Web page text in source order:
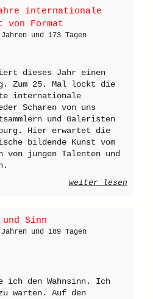
internationale
von Format
und 173 Tagen
dieses Jahr einen
Zum 25. Mal lockt die
internationale
Scharen von uns
und Galeristen
Hier erwartet die
bildende Kunst vom
von jungen Talenten und
weiter lesen
und Sinn
und 189 Tagen
ich den Wahnsinn. Ich
warten. Auf den